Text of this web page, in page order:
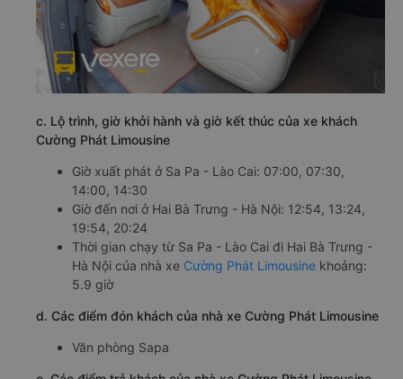
c. Lộ trình, giờ khởi hành và giờ kết thúc của xe khách
Cường Phát Limousine
Giờ xuất phát ở Sa Pa - Lào Cai: 07:00, 07:30,
14:00, 14:30
Giờ đến nơi ở Hai Bà Trưng - Hà Nội: 12:54, 13:24,
19:54, 20:24
Thời gian chạy từ Sa Pa - Lào Cai đi Hai Bà Trưng -
Hà Nội của nhà xe Cường Phát Limousine khoảng:
5.9 giờ
d. Các điểm đón khách của nhà xe Cường Phát Limousine
Văn phòng Sapa